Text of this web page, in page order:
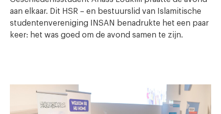
aan elkaar. Dit HSR – en bestuurslid van Islamitische
studentenvereniging INSAN benadrukte het een paar
keer: het was goed om de avond samen te zijn.